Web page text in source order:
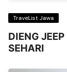
TraveList Jawa
DIENG
SEHARI